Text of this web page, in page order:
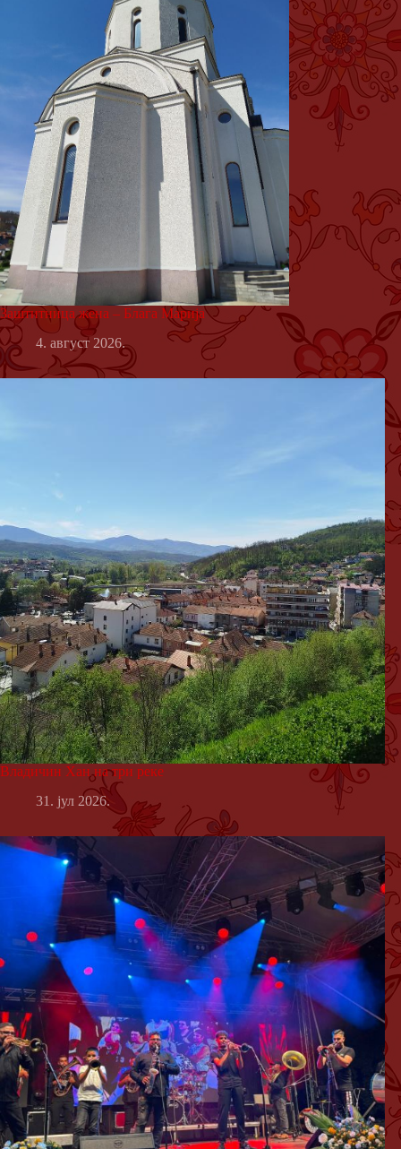
Заштитница жена – Блага Марија
4. август 2026.
Владичин Хан на три реке
31. јул 2026.